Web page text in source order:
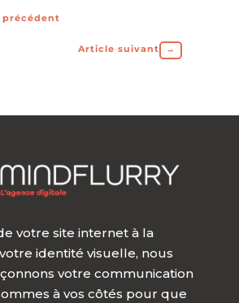
précédent
Article suivant →
votre site internet à la
identité visuelle, nous
votre communication
à vos côtés pour que